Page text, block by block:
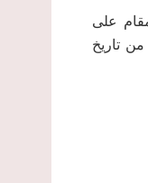
على
تاريخ